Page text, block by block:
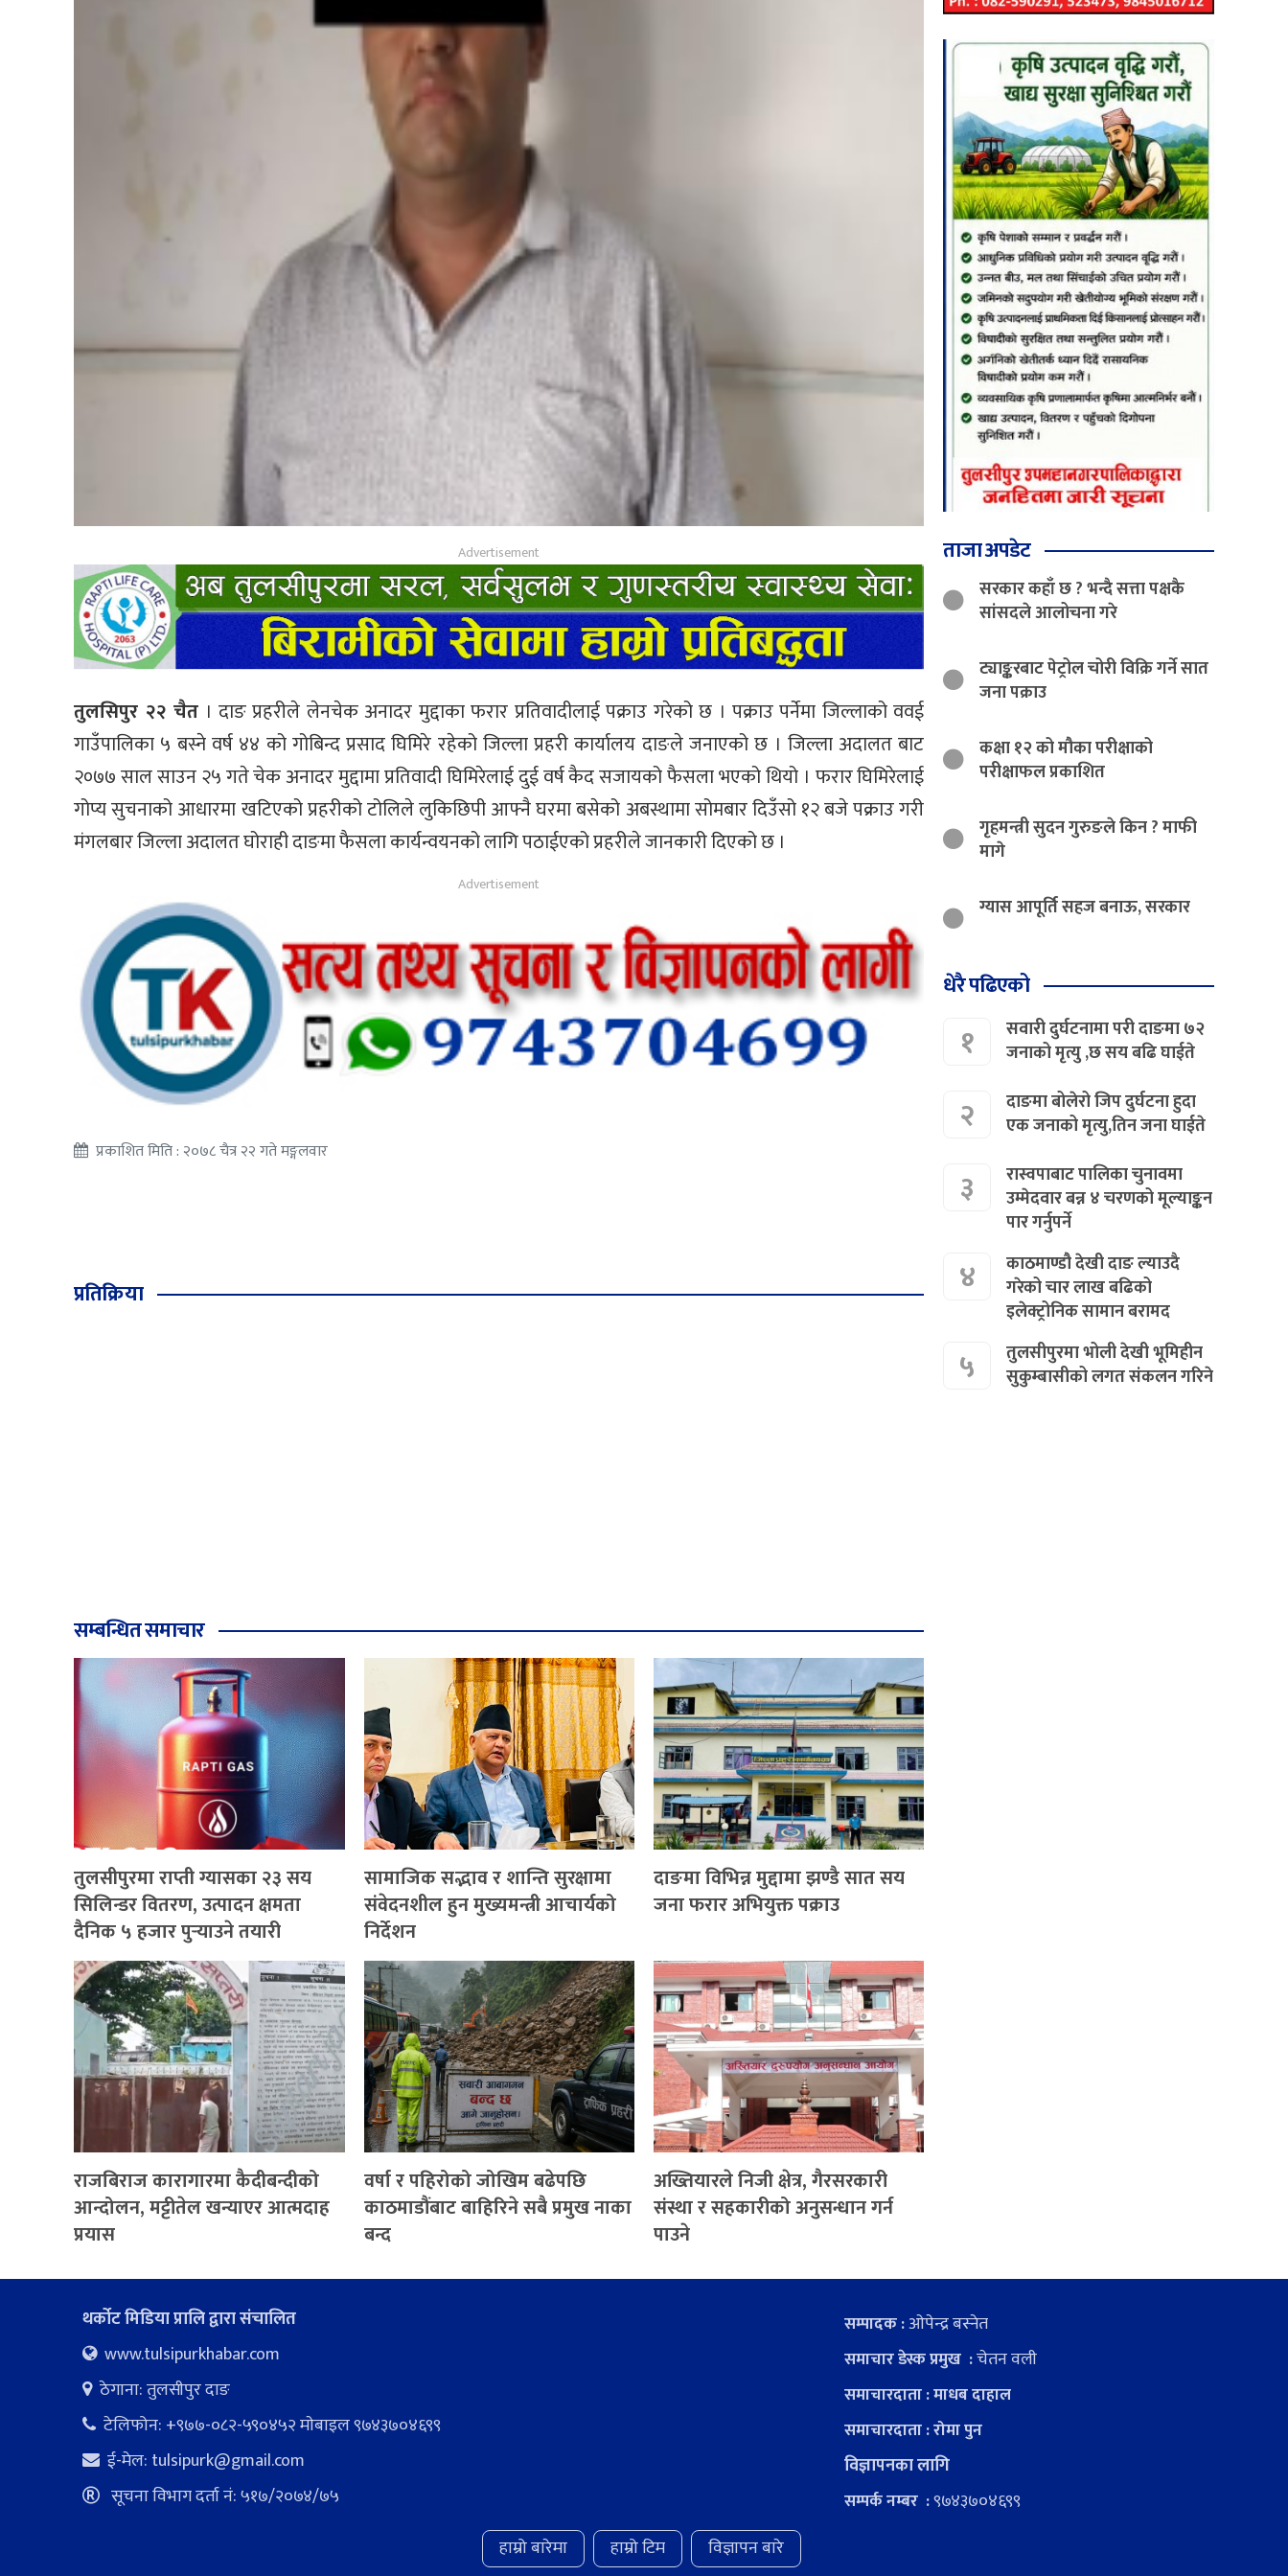
तुलसिपुर २२ चैत । दाङ प्रहरीले लेनचेक अनादर मुद्दाका फरार प्रतिवादीलाई पक्राउ गरेको छ । पक्राउ पर्नेमा जिल्लाको ववई
गाउँपालिका ५ बस्ने वर्ष ४४ को गोबिन्द प्रसाद घिमिरे रहेको जिल्ला प्रहरी कार्यालय दाङले जनाएको छ । जिल्ला अदालत बाट
२०७७ साल साउन २५ गते चेक अनादर मुद्दामा प्रतिवादी घिमिरेलाई दुई वर्ष कैद सजायको फैसला भएको थियो । फरार घिमिरेलाई
गोप्य सुचनाको आधारमा खटिएको प्रहरीको टोलिले लुकिछिपी आफ्नै घरमा बसेको अबस्थामा सोमबार दिउँसो १२ बजे पक्राउ गरी
मंगलबार जिल्ला अदालत घोराही दाङमा फैसला कार्यन्वयनको लागि पठाईएको प्रहरीले जानकारी दिएको छ ।
प्रकाशित मिति : २०७८ चैत्र २२ गते मङ्गलवार
प्रतिक्रिया
सम्बन्धित समाचार
तुलसीपुरमा राप्ती ग्यासका २३ सय
सिलिन्डर वितरण, उत्पादन क्षमता
दैनिक ५ हजार पुर्‍याउने तयारी
सामाजिक सद्भाव र शान्ति सुरक्षामा
संवेदनशील हुन मुख्यमन्त्री आचार्यको
निर्देशन
दाङमा विभिन्न मुद्दामा झण्डै सात सय
जना फरार अभियुक्त पक्राउ
राजबिराज कारागारमा कैदीबन्दीको
आन्दोलन, मट्टीतेल खन्याएर आत्मदाह
प्रयास
वर्षा र पहिरोको जोखिम बढेपछि
काठमाडौंबाट बाहिरिने सबै प्रमुख नाका
बन्द
अख्तियारले निजी क्षेत्र, गैरसरकारी
संस्था र सहकारीको अनुसन्धान गर्न
पाउने
ताजा अपडेट
सरकार कहाँ छ ? भन्दै सत्ता पक्षकै
सांसदले आलोचना गरे
ट्याङ्करबाट पेट्रोल चोरी विक्रि गर्ने सात
जना पक्राउ
कक्षा १२ को मौका परीक्षाको
परीक्षाफल प्रकाशित
गृहमन्त्री सुदन गुरुङले किन ? माफी
मागे
ग्यास आपूर्ति सहज बनाऊ, सरकार
धेरै पढिएको
१
सवारी दुर्घटनामा परी दाङमा ७२
जनाको मृत्यु ,छ सय बढि घाईते
२
दाङमा बोलेरो जिप दुर्घटना हुदा
एक जनाको मृत्यु,तिन जना घाईते
३
रास्वपाबाट पालिका चुनावमा
उम्मेदवार बन्न ४ चरणको मूल्याङ्कन
पार गर्नुपर्ने
४
काठमाण्डौ देखी दाङ ल्याउदै
गरेको चार लाख बढिको
इलेक्ट्रोनिक सामान बरामद
५
तुलसीपुरमा भोली देखी भूमिहीन
सुकुम्बासीको लगत संकलन गरिने
थर्कोट मिडिया प्रालि द्वारा संचालित
www.tulsipurkhabar.com
ठेगाना: तुलसीपुर दाङ
टेलिफोन: +९७७-०८२-५९०४५२ माेबाइल ९७४३७०४६९९
ई-मेल: tulsipurk@gmail.com
सूचना विभाग दर्ता नं: ५१७/२०७४/७५
सम्पादक :ओपेन्द्र बस्नेत
समाचार डेस्क प्रमुख :चेतन वली
समाचारदाता : माधब दाहाल
समाचारदाता : रोमा पुन
विज्ञापनका लागि
सम्पर्क नम्बर :९७४३७०४६९९
हाम्रो बारेमा
हाम्रो टिम विज्ञापन बारे